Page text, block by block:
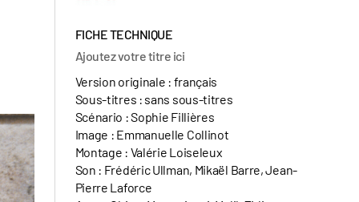
FICHE TECHNIQUE
Ajoutez votre titre ici
Version originale : français
Sous-titres : sans sous-titres
Scénario : Sophie Fillières
Image : Emmanuelle Collinot
Montage : Valérie Loiseleux
Son : Frédéric Ullman, Mikaël Barre, Jean-
Pierre Laforce